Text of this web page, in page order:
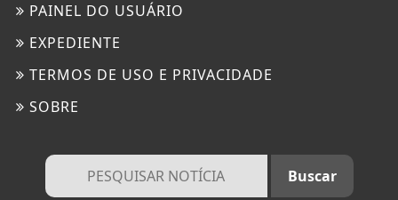
PAINEL DO USUÁRIO
EXPEDIENTE
TERMOS DE USO E PRIVACIDADE
SOBRE